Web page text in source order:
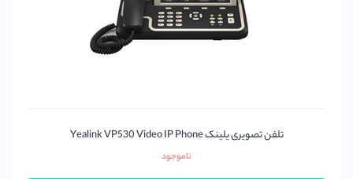
تلفن تصویری یلینک Yealink VP530 Video IP Phone
ناموجود